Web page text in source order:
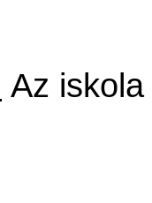
Az